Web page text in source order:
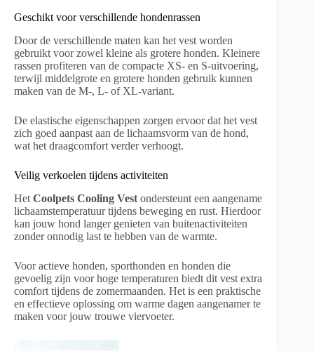
Geschikt voor verschillende hondenrassen
Door de verschillende maten kan het vest worden
gebruikt voor zowel kleine als grotere honden. Kleinere
rassen profiteren van de compacte XS- en S-uitvoering,
terwijl middelgrote en grotere honden gebruik kunnen
maken van de M-, L- of XL-variant.
De elastische eigenschappen zorgen ervoor dat het vest
zich goed aanpast aan de lichaamsvorm van de hond,
wat het draagcomfort verder verhoogt.
Veilig verkoelen tijdens activiteiten
Het Coolpets Cooling Vest ondersteunt een aangename
lichaamstemperatuur tijdens beweging en rust. Hierdoor
kan jouw hond langer genieten van buitenactiviteiten
zonder onnodig last te hebben van de warmte.
Voor actieve honden, sporthonden en honden die
gevoelig zijn voor hoge temperaturen biedt dit vest extra
comfort tijdens de zomermaanden. Het is een praktische
en effectieve oplossing om warme dagen aangenamer te
maken voor jouw trouwe viervoeter.